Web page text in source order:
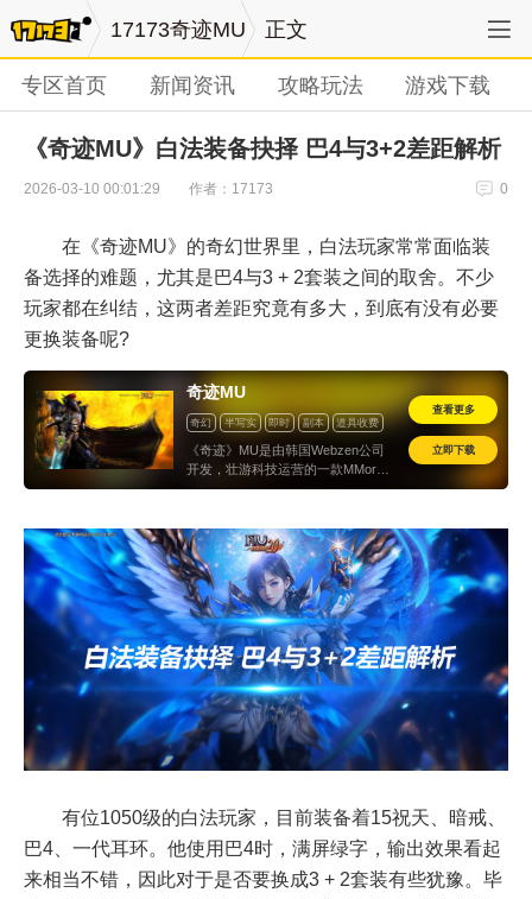
17173奇迹MU 正文
专区首页 新闻资讯 攻略玩法 游戏下载
《奇迹MU》白法装备抉择 巴4与3+2差距解析
2026-03-10 00:01:29 作者：17173 0
在《奇迹MU》的奇幻世界里，白法玩家常常面临装
备选择的难题，尤其是巴4与3 + 2套装之间的取舍。不少
玩家都在纠结，这两者差距究竟有多大，到底有没有必要
更换装备呢?
奇迹MU
奇幻 半写实 即时 副本
道具收费
怀旧
《奇迹》MU是由韩国Webzen公司
开发，壮游科技运营的一款MMorpg
3D奇幻游戏, 游戏于2002年在中国公
采用3D引擎，支持*。在2004年时因
为MU外挂横行以及私服的出现导致
MU经历过多次停运。
查看更多
立即下载
有位1050级的白法玩家，目前装备着15祝天、暗戒、
巴4、一代耳环。他使用巴4时，满屏绿字，输出效果看起
来相当不错，因此对于是否要换成3 + 2套装有些犹豫。毕